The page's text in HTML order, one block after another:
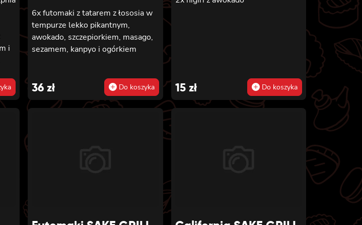
i
z
i
6x futomaki z tatarem z łososia w
tempurze lekko pikantnym,
awokado, szczepiorkiem, masago,
sezamem, kanpyo i ogórkiem
36 zł Do koszyka 15 zł Do koszyka